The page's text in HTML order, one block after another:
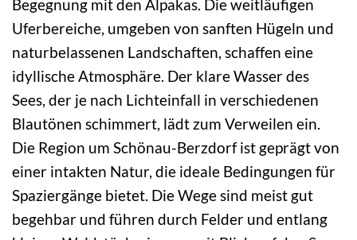
Begegnung mit den Alpakas. Die weitläufigen
Uferbereiche, umgeben von sanften Hügeln und
naturbelassenen Landschaften, schaffen eine
idyllische Atmosphäre. Der klare Wasser des
Sees, der je nach Lichteinfall in verschiedenen
Blautönen schimmert, lädt zum Verweilen ein.
Die Region um Schönau-Berzdorf ist geprägt von
einer intakten Natur, die ideale Bedingungen für
Spaziergänge bietet. Die Wege sind meist gut
begehbar und führen durch Felder und entlang